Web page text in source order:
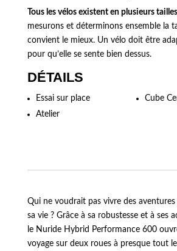
Tous les vélos existent en plusieurs
mesurons et déterminons ensemble la
convient le mieux. Un vélo doit être
pour qu’elle se sente bien dessus.
DÉTAILS
Essai sur place
Atelier
Cube
Qui ne voudrait pas vivre des
sa vie ? Grâce à sa robustesse et à ses
le Nuride Hybrid Performance 600
voyage sur deux roues à presque tout